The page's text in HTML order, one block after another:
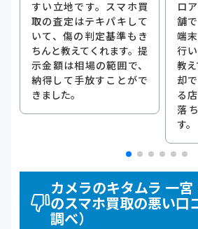
すい立地です。スマホ買
取の査定はテキパキして
いて、傷の判定基準もき
ちんと教えてくれます。提
示金額は相場の範囲で、
納得して手放すことがで
きました。
ロ
舗
端
行
教
却
る
落
す。
カメラのキタムラ 一
のスマホ買取の悪い
調べ）